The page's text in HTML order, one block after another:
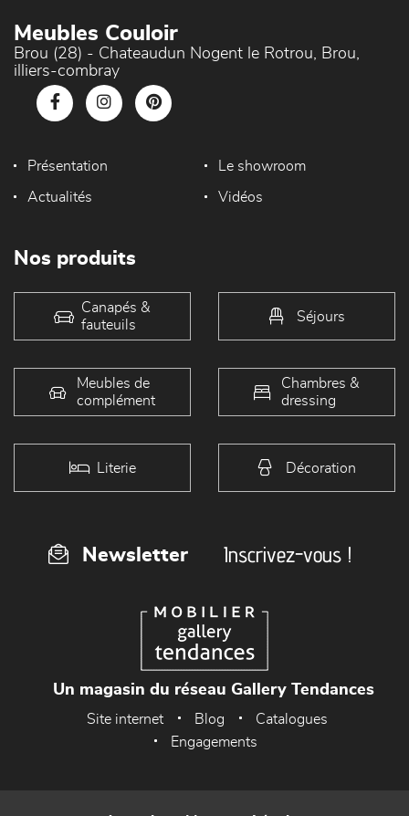
Meubles Couloir
Brou (28) - Chateaudun Nogent le Rotrou, Brou,
illiers-combray
Présentation Le showroom
Actualités Vidéos
Nos produits
Canapés &
fauteuils
Séjours
Meubles de
complément
Chambres &
dressing
Literie Décoration
Newsletter Inscrivez-vous !
Un magasin du réseau Gallery Tendances
Site internet Blog
Catalogues
Engagements